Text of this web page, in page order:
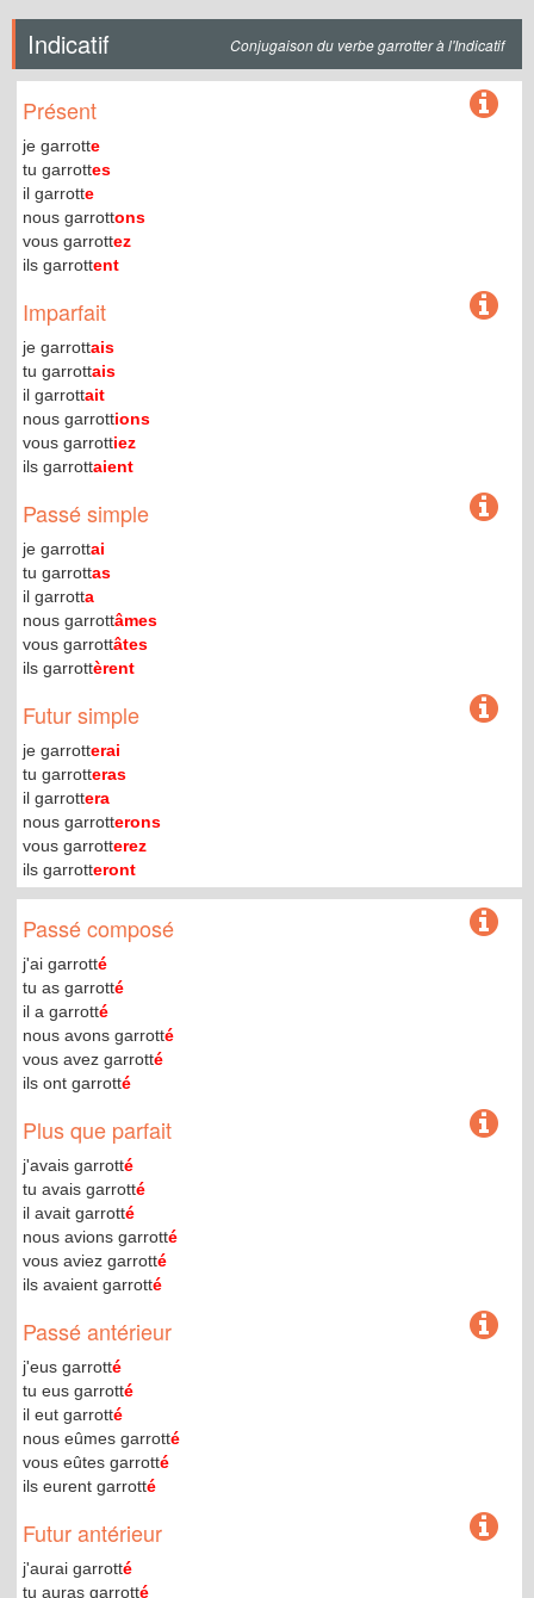
Indicatif Conjugaison du verbe garrotter à l'Indicatif
Présent
je garrotte
tu garrottes
il garrotte
nous garrottons
vous garrottez
ils garrottent
Imparfait
je garrottais
tu garrottais
il garrottait
nous garrottions
vous garrottiez
ils garrottaient
Passé simple
je garrottai
tu garrottas
il garrotta
nous garrottâmes
vous garrottâtes
ils garrottèrent
Futur simple
je garrotterai
tu garrotteras
il garrottera
nous garrotterons
vous garrotterez
ils garrotteront
Passé composé
j'ai garrotté
tu as garrotté
il a garrotté
nous avons garrotté
vous avez garrotté
ils ont garrotté
Plus que parfait
j'avais garrotté
tu avais garrotté
il avait garrotté
nous avions garrotté
vous aviez garrotté
ils avaient garrotté
Passé antérieur
j'eus garrotté
tu eus garrotté
il eut garrotté
nous eûmes garrotté
vous eûtes garrotté
ils eurent garrotté
Futur antérieur
j'aurai garrotté
tu auras garrotté